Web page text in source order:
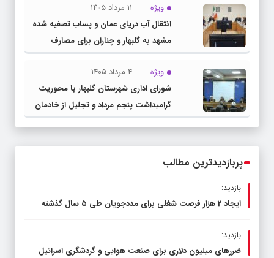
محدود کند، نه سفره مردم
ویژه
11 مرداد 1405
انتقال آب دریای عمان و پساب تصفیه شده
مشهد به گلبهار و چناران برای مصارف
صنعتی و کشاورزی | لزوم تسریع در اجرای
پروژه‌های قطار و آزادراه مشهد- گلبهار-
چناران
ویژه
4 مرداد 1405
شورای اداری شهرستان گلبهار با محوریت
گرامیداشت پنجم مرداد و تجلیل از خادمان
عرصه نماز برگزار شد
پربازدیدترین مطالب
بازدید:
ایجاد 2 هزار فرصت شغلی برای مددجویان طی ۵ سال گذشته
بازدید:
ضررهای میلیون دلاری برای صنعت هوایی و گردشگری اسرائیل